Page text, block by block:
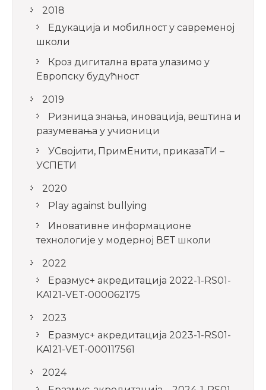
2018
Едукација и мобилност у савременој
школи
Кроз дигитална врата улазимо у
Европску будућност
2019
Ризница знања, иновација, вештина и
разумевања у учионици
УСвојити, ПримЕнити, приказаТИ –
УСПЕТИ
2020
Play against bullying
Иновативне информационе
технологије у модерној ВЕТ школи
2022
Еразмус+ акредитација 2022-1-RS01-
KA121-VET-000062175
2023
Еразмус+ акредитација 2023-1-RS01-
KA121-VET-000117561
2024